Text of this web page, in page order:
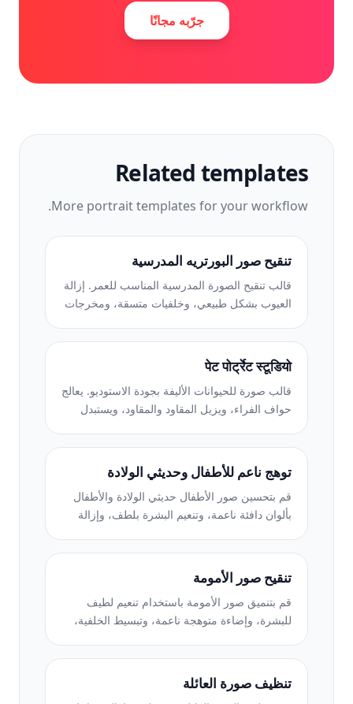
جرّبه مجانًا
Related templates
More portraittemplates for your workflow.
تنقيح صور البورتريه المدرسية
قالب تنقيح الصورة المدرسية المناسب للعمر. إزالة
العيوب بشكل طبيعي، وخلفيات متسقة، ومخرجات
بأكملها.
पेट पोर्ट्रेट स्टूडियो
قالب صورة للحيوانات الأليفة بجودة الاستوديو. يعالج
حواف الفراء، ويزيل المقاود والمقاود، ويستبدل
والحيوانات الأخرى.
توهج ناعم للأطفال وحديثي الولادة
قم بتحسين صور الأطفال حديثي الولادة والأطفال
بألوان دافئة ناعمة، وتنعيم البشرة بلطف، وإزالة
وفن الجدران.
تنقيح صور الأمومة
قم بتنميق صور الأمومة باستخدام تنعيم لطيف
للبشرة، وإضاءة متوهجة ناعمة، وتبسيط الخلفية،
الحمل الخالدة.
تنظيف صورة العائلة